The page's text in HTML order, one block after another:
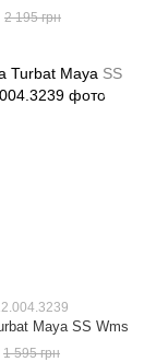
2 195 грн
Maya SS Wms
1 595 грн